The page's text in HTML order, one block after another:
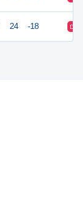
24 -18 D